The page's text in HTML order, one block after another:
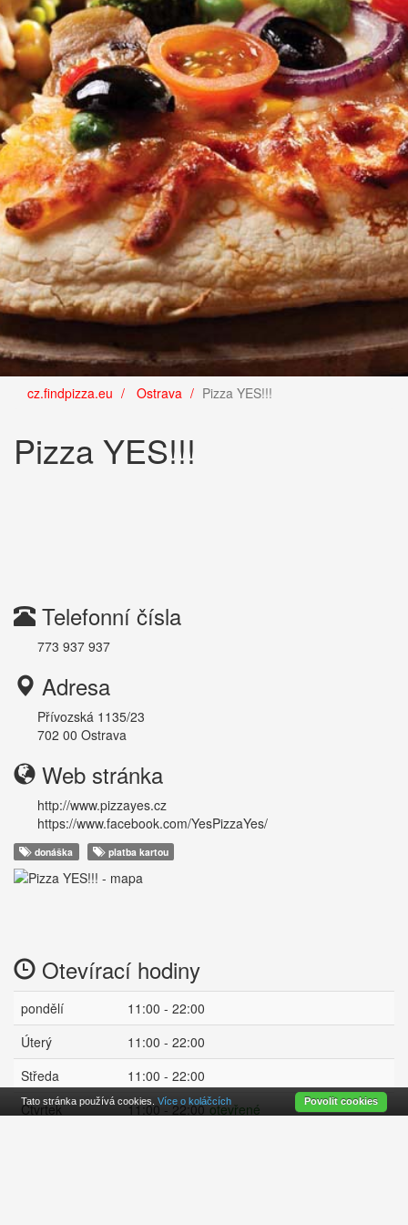
cz.findpizza.eu Ostrava Pizza YES!!!
Pizza YES!!!
Telefonní čísla
773 937 937
Adresa
Přívozská 1135/23
702 00 Ostrava
Web stránka
http://www.pizzayes.cz
https://www.facebook.com/YesPizzaYes/
donáška platba kartou
Otevírací hodiny
pondělí
11:00 - 22:00
Úterý
11:00 - 22:00
Středa
11:00 - 22:00
Čtvrtek
11:00 - 22:00 otevřené
Tato stránka používá cookies. Více o koláčcích Povolit cookies